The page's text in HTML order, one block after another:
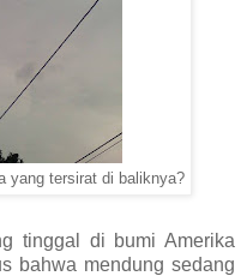
yang tersirat di baliknya?
tinggal di bumi Amerika
bahwa mendung sedang